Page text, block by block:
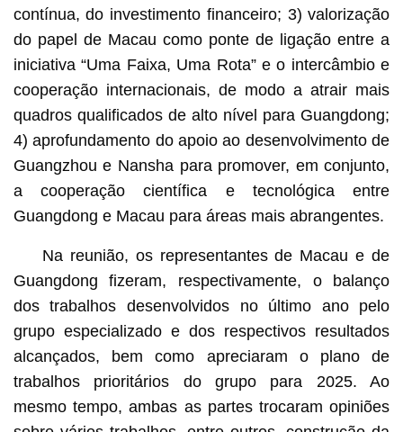
contínua, do investimento financeiro; 3) valorização
do papel de Macau como ponte de ligação entre a
iniciativa “Uma Faixa, Uma Rota” e o intercâmbio e
cooperação internacionais, de modo a atrair mais
quadros qualificados de alto nível para Guangdong;
4) aprofundamento do apoio ao desenvolvimento de
Guangzhou e Nansha para promover, em conjunto,
a cooperação científica e tecnológica entre
Guangdong e Macau para áreas mais abrangentes.
Na reunião, os representantes de Macau e de
Guangdong fizeram, respectivamente, o balanço
dos trabalhos desenvolvidos no último ano pelo
grupo especializado e dos respectivos resultados
alcançados, bem como apreciaram o plano de
trabalhos prioritários do grupo para 2025. Ao
mesmo tempo, ambas as partes trocaram opiniões